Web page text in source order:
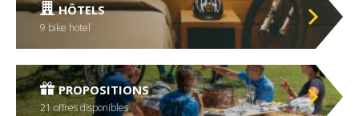
HÔTELS
9 bike hotel
PROPOSITIONS
21 offres disponibles